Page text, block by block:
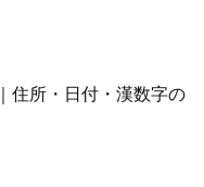
住所・日付・漢数字の